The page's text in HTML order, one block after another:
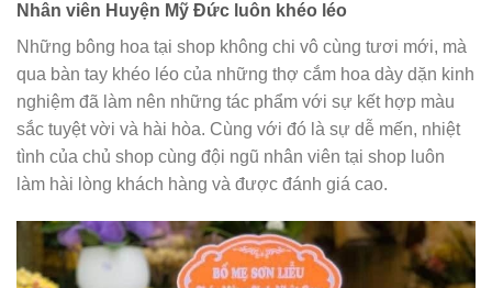
Nhân viên Huyện Mỹ Đức luôn khéo léo
Những bông hoa tại shop không chi vô cùng tươi mới, mà
qua bàn tay khéo léo của những thợ cắm hoa dày dặn kinh
nghiệm đã làm nên những tác phẩm với sự kết hợp màu
sắc tuyệt vời và hài hòa. Cùng với đó là sự dễ mến, nhiệt
tình của chủ shop cùng đội ngũ nhân viên tại shop luôn
làm hài lòng khách hàng và được đánh giá cao.